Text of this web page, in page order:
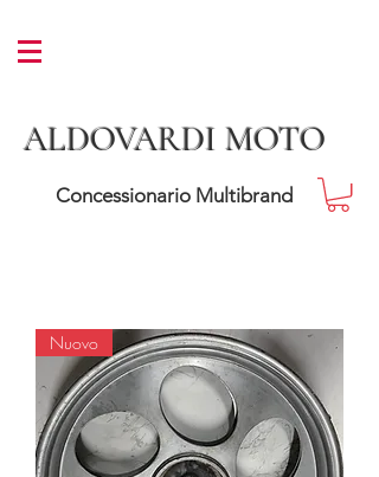
ALDOVARDI MOTO
Concessionario Multibrand
Nuovo